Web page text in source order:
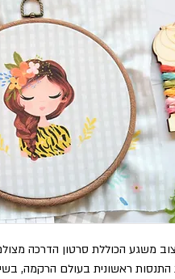
משגע הכוללת סרטון הדרכה
ראשונית בעולם הרקמה,